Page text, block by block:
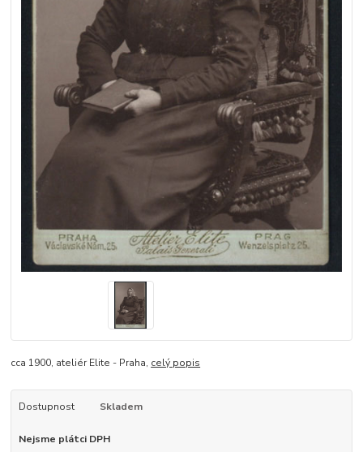
cca 1900, ateliér Elite - Praha, celý popis
Dostupnost Skladem
Nejsme plátci DPH